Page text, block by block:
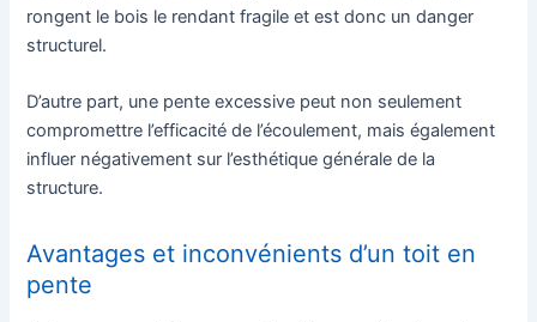
rongent le bois le rendant fragile et est donc un danger
structurel.
D’autre part, une pente excessive peut non seulement
compromettre l’efficacité de l’écoulement, mais également
influer négativement sur l’esthétique générale de la
structure.
Avantages et inconvénients d’un toit en
pente